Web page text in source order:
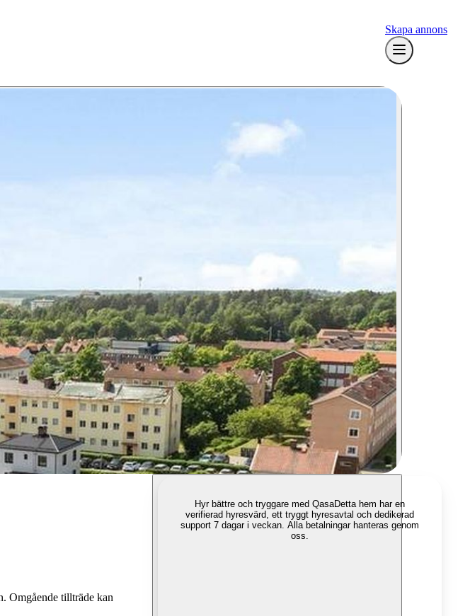
Skapa annons
Omgående tillträde kan
Hyr bättre och tryggare med QasaDetta hem har en
verifierad hyresvärd, ett tryggt hyresavtal och dedikerad
support 7 dagar i veckan. Alla betalningar hanteras genom
oss.